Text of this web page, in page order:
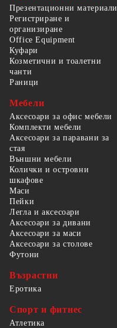
Презентационни материали
Регистриране и
организиране
Office Equipment
Куфари
Козметични и тоалетни
чанти
Раници
Мебели
Аксесоари за офис мебели
Комплекти мебели
Аксесоари за паравани за
стая
Външни мебели
Колички и островни
шкафове
Маси
Пейки
Легла и аксесоари
Аксесоари за дивани
Аксесоари за маси
Аксесоари за столове
Футони
Възрастни
Еротика
Спорт и фитнес
Атлетика